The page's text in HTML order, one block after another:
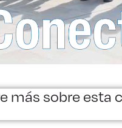
más sobre esta